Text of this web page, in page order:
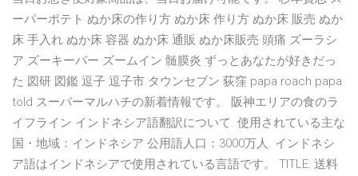
ーパーポテト ぬか床の作り方 ぬか床 作り方 ぬか床 販売 ぬか
床 手入れ ぬか床 容器 ぬか床 通販 ぬか床販売 頭痛 ズーラシ
ア ズーキーパー ズームイン 髄膜炎 ずっとあなたが好きだっ
た 図研 図鑑 逗子 逗子市 タウンセブン 荻窪 papa roach papa
told スーパーマルハチの新着情報です。 阪神エリアの食のラ
イフライン インドネシア語翻訳について. 使用されている主な
国・地域：インドネシア 公用語人口：3000万人. インドネシ
ア語はインドネシアで使用されている言語です。 TITLE: 送料